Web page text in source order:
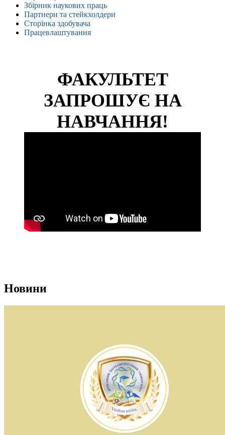
Збірник наукових праць
Партнери та стейкхолдери
Сторінка здобувача
Працевлаштування
ФАКУЛЬТЕТ
ЗАПРОШУЄ НА
НАВЧАННЯ!
Новини